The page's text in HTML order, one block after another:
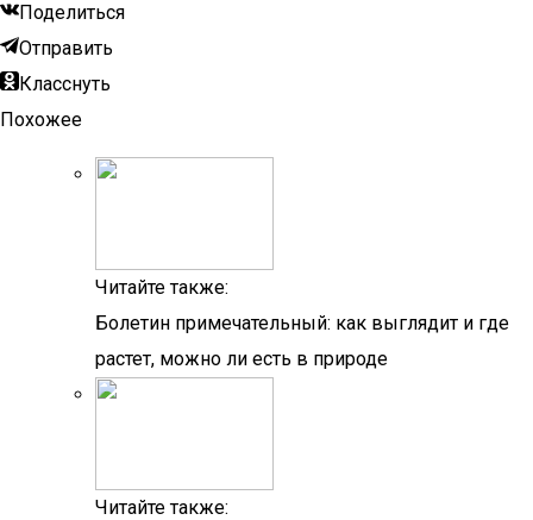
Поделиться
Отправить
Класснуть
Похожее
Читайте также:
Болетин примечательный: как выглядит и где
растет, можно ли есть в природе
Читайте также: